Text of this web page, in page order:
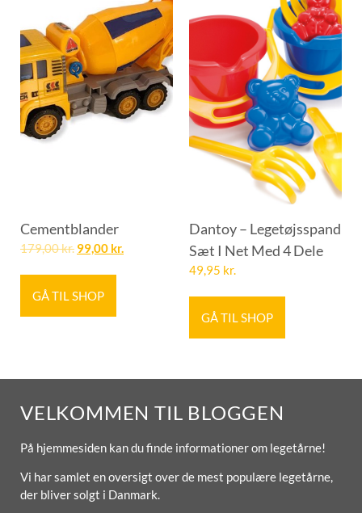
Cementblander
179,00kr. 99,00 kr.
GÅ TIL SHOP
Dantoy – Legetøjsspand
Sæt I Net Med 4 Dele
49,95 kr.
GÅ TIL SHOP
VELKOMMEN TIL BLOGGEN
På hjemmesiden kan du finde informationer om legetårne!
Vi har samlet en oversigt over de mest populære legetårne,
der bliver solgt i Danmark.